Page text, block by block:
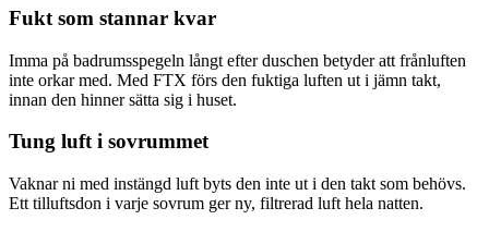
Fukt som stannar kvar
Imma på badrumsspegeln långt efter duschen betyder att frånluften
inte orkar med. Med FTX förs den fuktiga luften ut i jämn takt,
innan den hinner sätta sig i huset.
Tung luft i sovrummet
Vaknar ni med instängd luft byts den inte ut i den takt som behövs.
Ett tilluftsdon i varje sovrum ger ny, filtrerad luft hela natten.